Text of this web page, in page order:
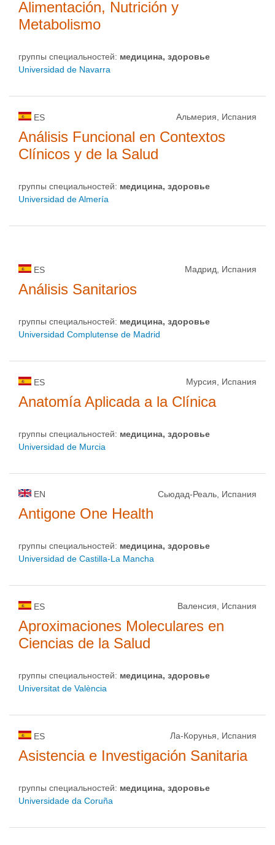
Alimentación, Nutrición y
Metabolismo
группы специальностей: медицина, здоровье
Universidad de Navarra
ES Альмерия, Испания
Análisis Funcional en Contextos
Clínicos y de la Salud
группы специальностей: медицина, здоровье
Universidad de Almería
ES Мадрид, Испания
Análisis Sanitarios
группы специальностей: медицина, здоровье
Universidad Complutense de Madrid
ES Мурсия, Испания
Anatomía Aplicada a la Clínica
группы специальностей: медицина, здоровье
Universidad de Murcia
EN Сьюдад-Реаль, Испания
Antigone One Health
группы специальностей: медицина, здоровье
Universidad de Castilla-La Mancha
ES Валенсия, Испания
Aproximaciones Moleculares en
Ciencias de la Salud
группы специальностей: медицина, здоровье
Universitat de València
ES Ла-Корунья, Испания
Asistencia e Investigación Sanitaria
группы специальностей: медицина, здоровье
Universidade da Coruña